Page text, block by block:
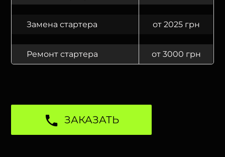
Замена стартера от 2025 грн
Ремонт стартера от 3000 грн
ЗАКАЗАТЬ